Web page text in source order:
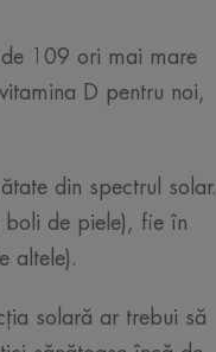
de 109 ori mai mare
D pentru noi,
din spectrul solar.
boli de piele), fie în
altele).
solară ar trebui să